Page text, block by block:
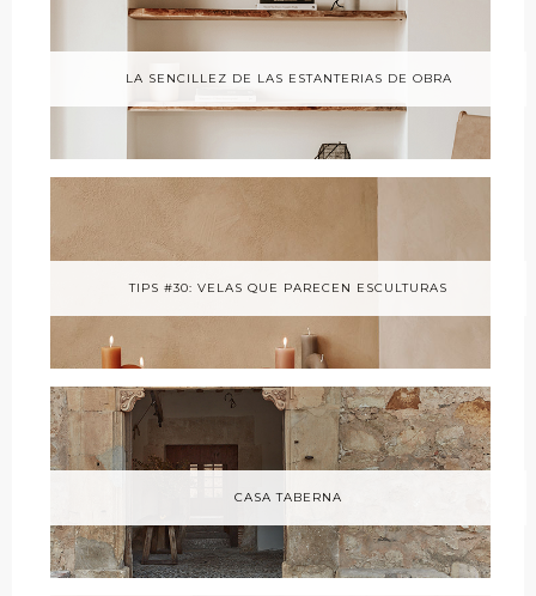
LA SENCILLEZ DE LAS ESTANTERIAS DE OBRA
TIPS #30: VELAS QUE PARECEN ESCULTURAS
CASA TABERNA